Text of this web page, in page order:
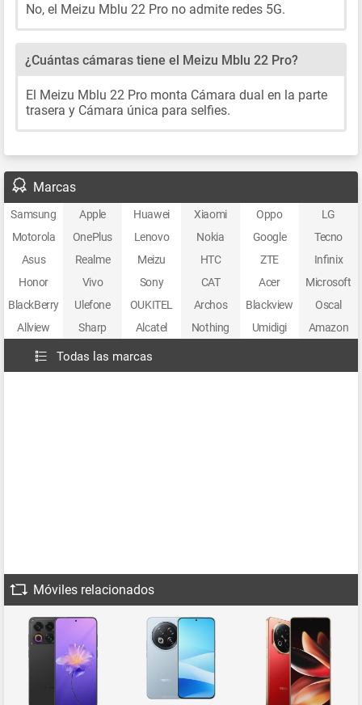
No, el Meizu Mblu 22 Pro no admite redes 5G.
¿Cuántas cámaras tiene el Meizu Mblu 22 Pro?
El Meizu Mblu 22 Pro monta Cámara dual en la parte
trasera y Cámara única para selfies.
Marcas
Samsung Apple Huawei Xiaomi Oppo
LG
Motorola
OnePlus Lenovo Nokia Google
Tecno
Asus
Realme Meizu HTC ZTE
Infinix
Honor
Vivo Sony CAT Acer
Microsoft
BlackBerry
Ulefone OUKITEL Archos Blackview
Oscal
Allview
Sharp Alcatel Nothing Umidigi Amazon
Todas las marcas
Móviles relacionados